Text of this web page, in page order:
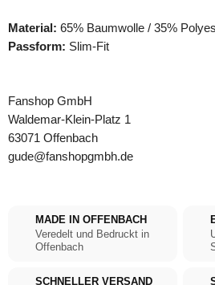
Material: 65% Baumwolle / 35%
Passform: Slim-Fit
Fanshop GmbH
Waldemar-Klein-Platz 1
63071 Offenbach
gude@fanshopgmbh.de
MADE IN OFFENBACH
Veredelt und Bedruckt in
Offenbach
SCHNELLER VERSAND